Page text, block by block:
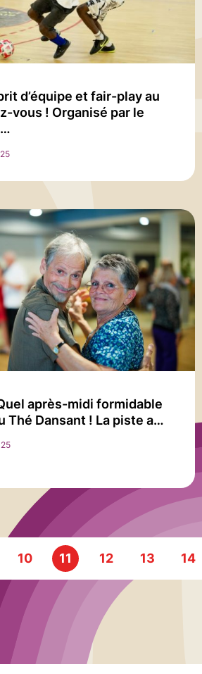
d’équipe et fair-play au
vous ! Organisé par le
après-midi formidable
Thé Dansant ! La piste a…
10 11 12 13 14